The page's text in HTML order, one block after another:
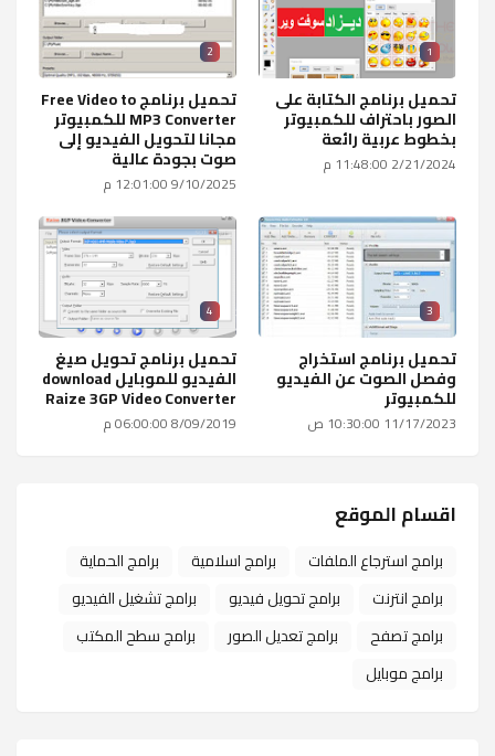
1
تحميل برنامج الكتابة على
الصور باحتراف للكمبيوتر
بخطوط عربية رائعة
2/21/2024 11:48:00 م
2
تحميل برنامج Free Video to
MP3 Converter للكمبيوتر
مجانا لتحويل الفيديو إلى
صوت بجودة عالية
9/10/2025 12:01:00 م
3
تحميل برنامج استخراج
وفصل الصوت عن الفيديو
للكمبيوتر
11/17/2023 10:30:00 ص
4
تحميل برنامج تحويل صيغ
الفيديو للموبايل download
Raize 3GP Video Converter
8/09/2019 06:00:00 م
اقسام الموقع
برامج استرجاع الملفات برامج اسلامية
برامج الحماية
برامج انترنت
برامج تحويل فيديو
برامج تشغيل الفيديو
برامج تصفح
برامج تعديل الصور
برامج سطح المكتب
برامج موبايل